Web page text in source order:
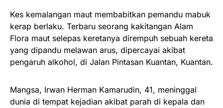
Kes kemalangan maut membabitkan pemandu mabuk
kerap berlaku. Terbaru seorang kakitangan Alam
Flora maut selepas keretanya dirempuh sebuah kereta
yang dipandu melawan arus, dipercayai akibat
pengaruh alkohol, di Jalan Pintasan Kuantan, Kuantan.
Mangsa, Irwan Herman Kamarudin, 41, meninggal
dunia di tempat kejadian akibat parah di kepala dan